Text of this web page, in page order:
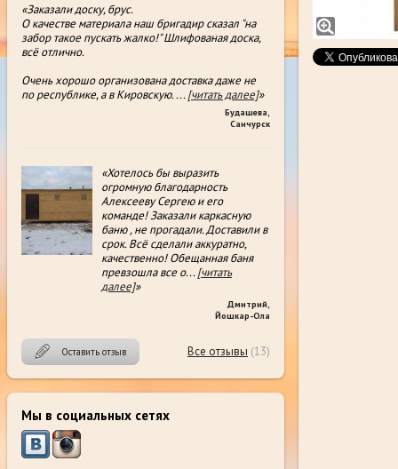
«Заказали доску, брус.
О качестве материала наш бригадир сказал "на
забор такое пускать жалко!" Шлифованая доска,
всë отлично.
Очень хорошо организована доставка даже не
по республике, а в Кировскую....[читать далее]»
Будашева
Санчурск
«Хотелось бы выразить
огромную благодарность
Алексееву Сергею и его
команде! Заказали каркасную
баню , не прогадали. Доставили в
срок. Всё сделали аккуратно,
качественно! Обещанная баня
превзошла все о...[читать
далее]»
Дмитрий
Йошкар-Ола
Оставить отзыв Все отзывы (13)
Мы в социальных сетях